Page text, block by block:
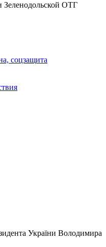
Зеленодольской ОТГ
соцзащита
України Володимира